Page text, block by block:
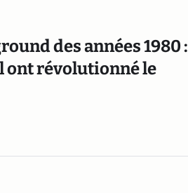
des années 1980 :
ont révolutionné le